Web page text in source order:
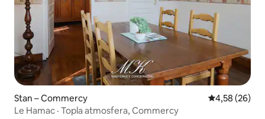
Stan – Commercy Prosječna
4,58 (26)
Le Hamac · Topla atmosfera, Commercy